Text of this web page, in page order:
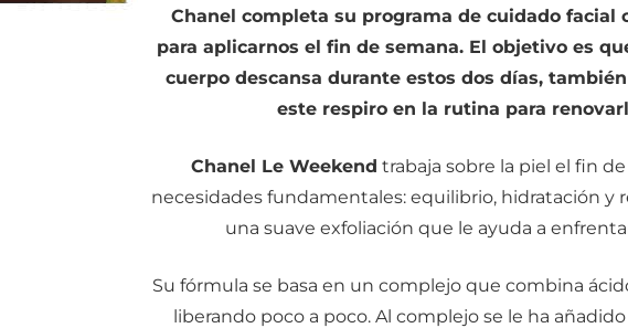
Chanel completa su programa de cuidado
para aplicarnos el fin de semana. El objetivo es
cuerpo descansa durante estos dos días,
este respiro en la rutina para
Chanel Le Weekend trabaja sobre la piel el fin
necesidades fundamentales: equilibrio, hidratación y
una suave exfoliación que le ayuda a
Su fórmula se basa en un complejo que combina
liberando poco a poco. Al complejo se le ha